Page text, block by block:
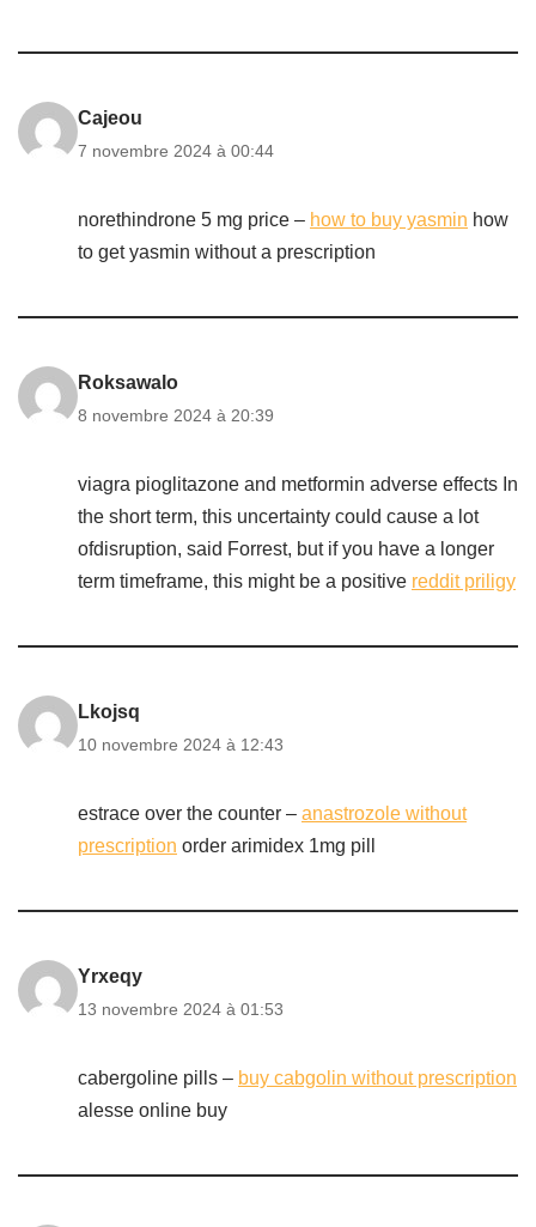
Cajeou
7 novembre 2024 à 00:44
norethindrone 5 mg price – how to buy yasmin how
to get yasmin without a prescription
Roksawalo
8 novembre 2024 à 20:39
viagra pioglitazone and metformin adverse effects In
the short term, this uncertainty could cause a lot
ofdisruption, said Forrest, but if you have a longer
term timeframe, this might be a positive reddit priligy
Lkojsq
10 novembre 2024 à 12:43
estrace over the counter – anastrozole without
prescription order arimidex 1mg pill
Yrxeqy
13 novembre 2024 à 01:53
cabergoline pills – buy cabgolin without prescription
alesse online buy